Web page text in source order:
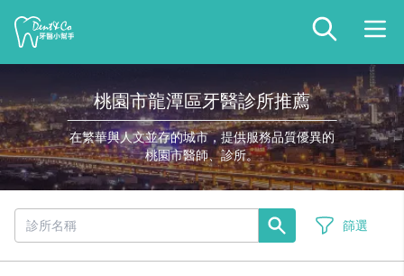
桃園市龍潭區牙醫診所推薦
在繁華與人文並存的城市，提供服務品質優異的
桃園市醫師、診所。
篩選